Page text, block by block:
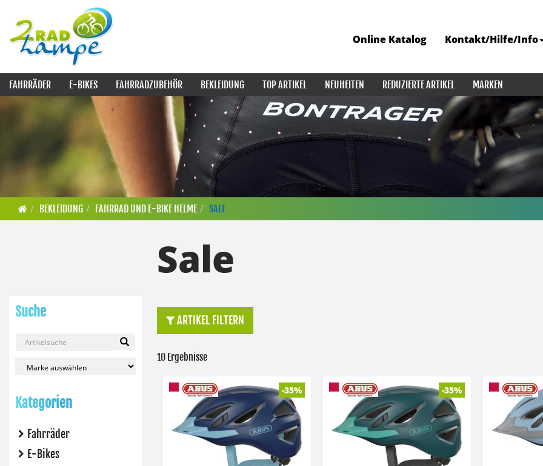
Online Katalog Kontakt/Hilfe/Info
FAHRRÄDER E-BIKES FAHRRADZUBEHÖR BEKLEIDUNG TOP ARTIKEL NEUHEITEN REDUZIERTE ARTIKEL MARKEN
BEKLEIDUNG FAHRRAD UND E-BIKE HELME SALE
Suche
Kategorien
Fahrräder
E-Bikes
Sale
ARTIKEL FILTERN
10 Ergebnisse
-35% -35%